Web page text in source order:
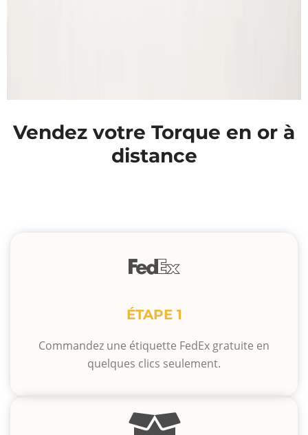
Vendez votre Torque en or à
distance
ÉTAPE 1
Commandez une étiquette FedEx gratuite en
quelques clics seulement.